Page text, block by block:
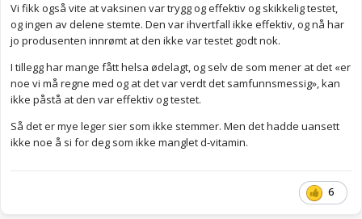
Vi fikk også vite at vaksinen var trygg og effektiv og skikkelig testet,
og ingen av delene stemte. Den var ihvertfall ikke effektiv, og nå har
jo produsenten innrømt at den ikke var testet godt nok.
I tillegg har mange fått helsa ødelagt, og selv de som mener at det «er
noe vi må regne med og at det var verdt det samfunnsmessig», kan
ikke påstå at den var effektiv og testet.
Så det er mye leger sier som ikke stemmer. Men det hadde uansett
ikke noe å si for deg som ikke manglet d-vitamin.
6